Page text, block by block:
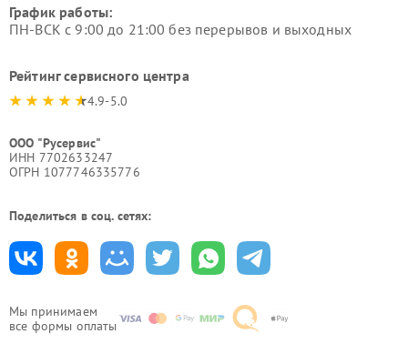
Мы принимаем
все формы оплаты
График работы:
ПН-ВСК с 9:00 до 21:00 без перерывов и выходных
Рейтинг сервисного центра
4.9-5.0
ООО "Русервис"
ИНН 7702633247
ОГРН 1077746335776
Поделиться в соц. сетях: